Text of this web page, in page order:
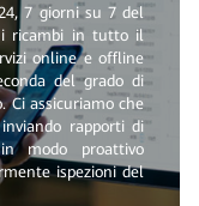
7 giorni su 7 del
i ricambi in tutto il
online e offline
del grado di
Ci assicuriamo che
rapporti di
modo proattivo
ispezioni del